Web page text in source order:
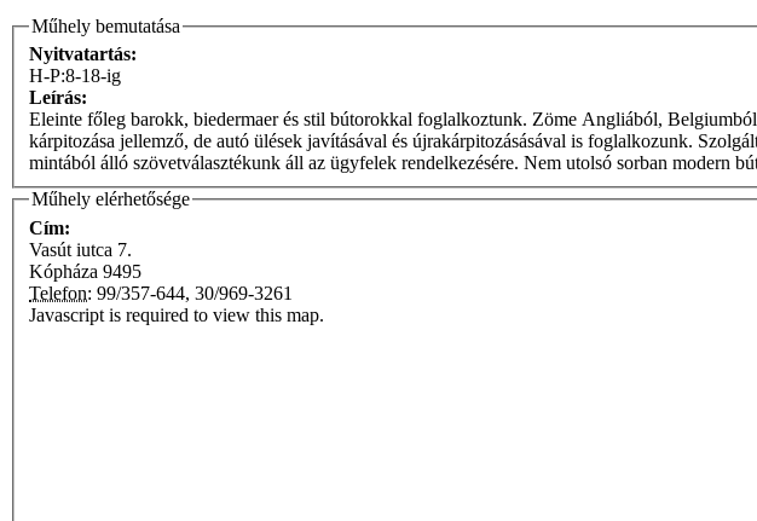
Műhely bemutatása
Nyitvatartás:
H-P:8-18-ig
Leírás:
Eleinte főleg barokk, biedermaer és stil bútorokkal foglalkoztunk. Zöme Angliából, Belgiumból, Hollandiából és Izraelből érkezett. Ezek
kárpitozása jellemző, de autó ülések javításával és újrakárpitozásásával is foglalkozunk.
mintából álló szövetválasztékunk áll az ügyfelek rendelkezésére. Nem utolsó sorban modern
Műhely elérhetősége
Cím:
Vasút iutca 7.
Kópháza 9495
Telefon: 99/357-644, 30/969-3261
Javascript is required to view this map.